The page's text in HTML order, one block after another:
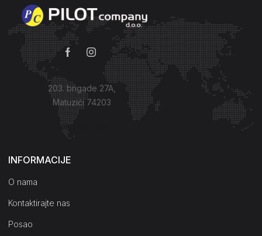
203. brigade 27A,
Matuzići 74203
Kako do nas?
INFORMACIJE
O nama
Kontaktirajte nas
Posao